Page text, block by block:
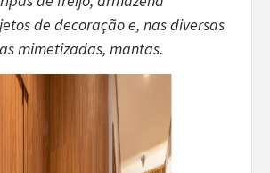
de decoração e, nas diversas
mimetizadas, mantas.